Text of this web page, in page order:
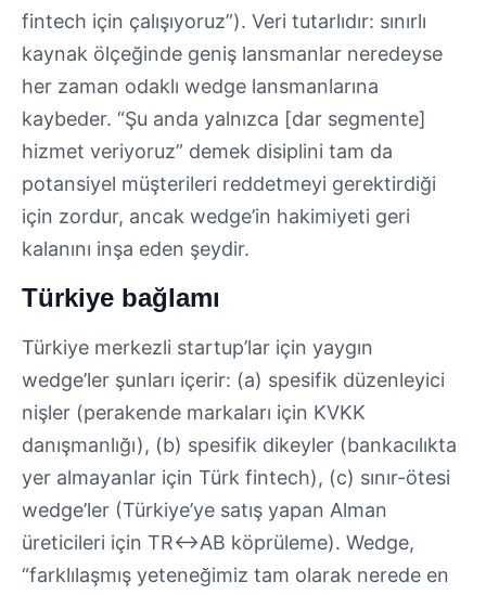
fintech için çalışıyoruz”). Veri tutarlıdır: sınırlı
kaynak ölçeğinde geniş lansmanlar neredeyse
her zaman odaklı wedge lansmanlarına
kaybeder. “Şu anda yalnızca [dar segmente]
hizmet veriyoruz” demek disiplini tam da
potansiyel müşterileri reddetmeyi gerektirdiği
için zordur, ancak wedge’in hakimiyeti geri
kalanını inşa eden şeydir.
Türkiye bağlamı
Türkiye merkezli startup’lar için yaygın
wedge’ler şunları içerir: (a) spesifik düzenleyici
nişler (perakende markaları için KVKK
danışmanlığı), (b) spesifik dikeyler (bankacılıkta
yer almayanlar için Türk fintech), (c) sınır-ötesi
wedge’ler (Türkiye’ye satış yapan Alman
üreticileri için TR↔AB köprüleme). Wedge,
“farklılaşmış yeteneğimiz tam olarak nerede en